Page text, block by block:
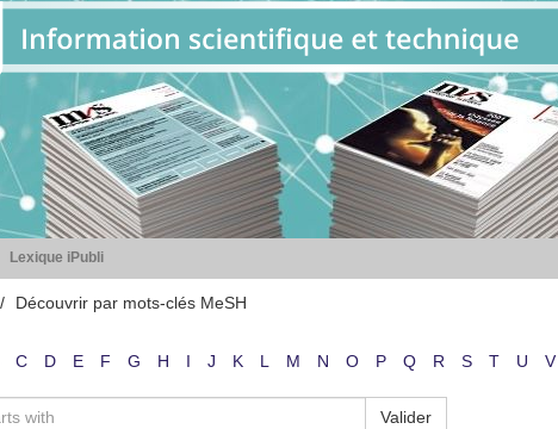
Lexique iPubli
Découvrir par mots-clés MeSH
C D E F G H I J K L M N O P Q R S T U V
Valider